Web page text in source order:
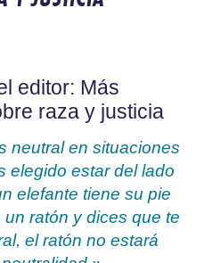
editor: Más
raza y justicia
neutral en situaciones
elegido estar del lado
elefante tiene su pie
ratón y dices que te
el ratón no estará